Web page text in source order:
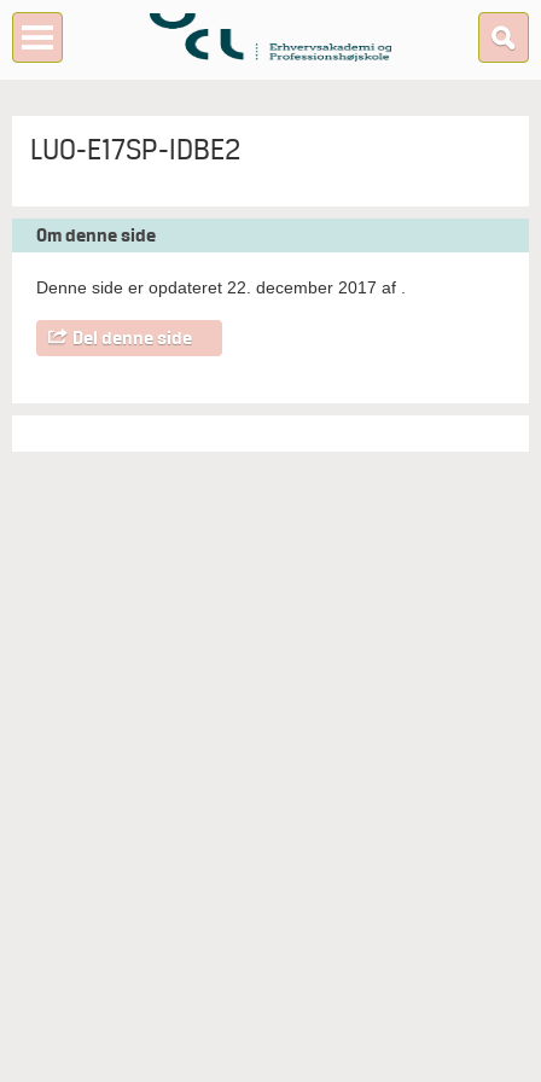
LUO-E17SP-IDBE2
Om denne side
Denne side er opdateret 22. december 2017 af
Del denne side